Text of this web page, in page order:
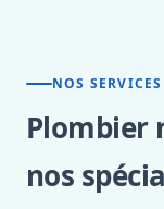
NOS SERVICES
Plombier
nos